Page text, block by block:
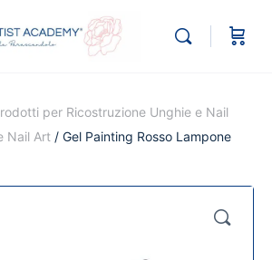
per Ricostruzione Unghie e Nail
Nail Art / Gel Painting Rosso Lampone
🔍